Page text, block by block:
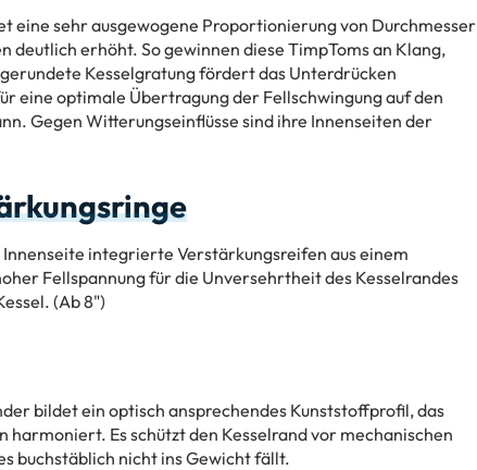
eine sehr ausgewogene Proportionierung von Durchmesser
deutlich erhöht. So gewinnen diese TimpToms an Klang,
Kesselgratung fördert das Unterdrücken
eine optimale Übertragung der Fellschwingung auf den
Gegen Witterungseinflüsse sind ihre Innenseiten der
integrierte Verstärkungsreifen aus einem
Fellspannung für die Unversehrtheit des Kesselrandes
(Ab 8")
bildet ein optisch ansprechendes Kunststoffprofil, das
Es schützt den Kesselrand vor mechanischen
buchstäblich nicht ins Gewicht fällt.